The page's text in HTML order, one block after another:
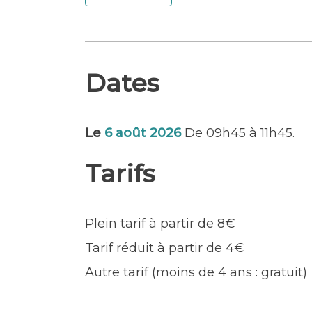
– Visite du port de pêche et ses
– Découverte du système des
– Visite d’un atelier de marée ou le
expédié (possibilité d’accès à une
Départ assuré à partir de 6
Adultes et enfants (tous âges).
position semi-assise. Terrain plat
Handicap moteur
Dates
Le 6 août 2026De 09h45 à 11h45.
Tarifs
Plein tarif à partir de 8€
Tarif réduit à partir de 4€
Autre tarif (moins de 4 ans : gratuit)